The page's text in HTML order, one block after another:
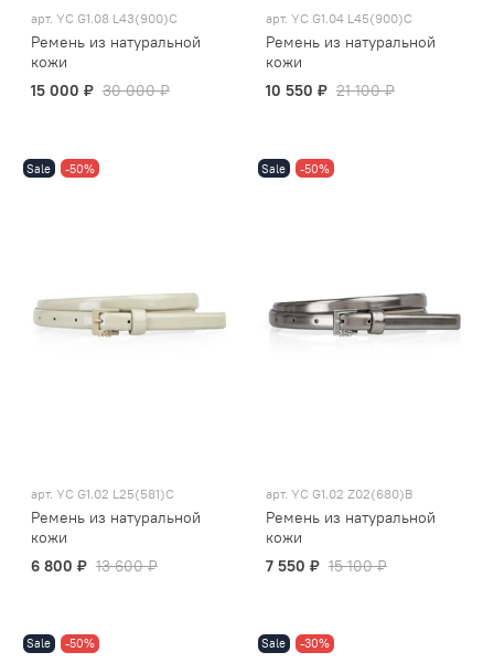
арт. YC G1.08 L43(900)C
Ремень из натуральной
кожи
15 000 ₽ 30 000 ₽
арт. YC G1.04 L45(900)C
Ремень из натуральной
кожи
10 550 ₽ 21 100 ₽
Sale -50%
арт. YC G1.02 L25(581)C
Ремень из натуральной
кожи
6 800 ₽ 13 600 ₽
Sale -50%
арт. YC G1.02 Z02(680)B
Ремень из натуральной
кожи
7 550 ₽ 15 100 ₽
Sale -50% Sale -30%